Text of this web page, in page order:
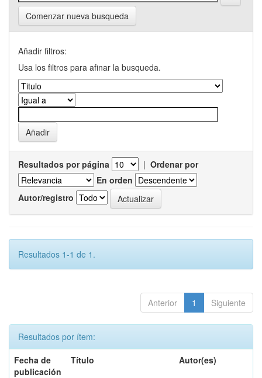
Comenzar nueva busqueda
Añadir filtros:
Usa los filtros para afinar la busqueda.
Resultados por página | Ordenar por
En orden
Autor/registro
Resultados 1-1 de 1.
Anterior 1 Siguiente
Resultados por ítem:
Fecha de
publicación
Título Autor(es)